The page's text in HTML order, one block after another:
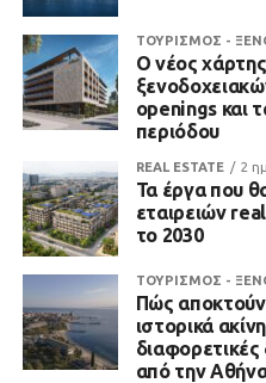
ΤΟΥΡΙΣΜΟΣ -
Ο νέος
openings και
περιόδου
REAL ESTATE 2
Τα έργα που
εταιρειών
το 2030
ΤΟΥΡΙΣΜΟΣ -
Πώς αποκτούν
ιστορικά
διαφορετικές
από την